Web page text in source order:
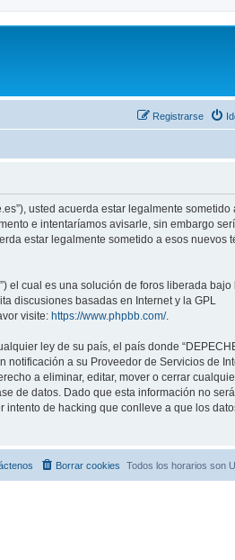
Registrarse
usted acuerda estar legalmente sometido
e intentaríamos avisarle, sin embargo
estar legalmente sometido a esos nuevos
el cual es una solución de foros liberada bajo
discusiones basadas en Internet y la GPL
visite: https://www.phpbb.com/.
ley de su país, el país donde
a su Proveedor de Servicios de
a eliminar, editar, mover o cerrar
de datos. Dado que esta información no será
intento de hacking que conlleve a que los
Todos los horarios son
Borrar cookies